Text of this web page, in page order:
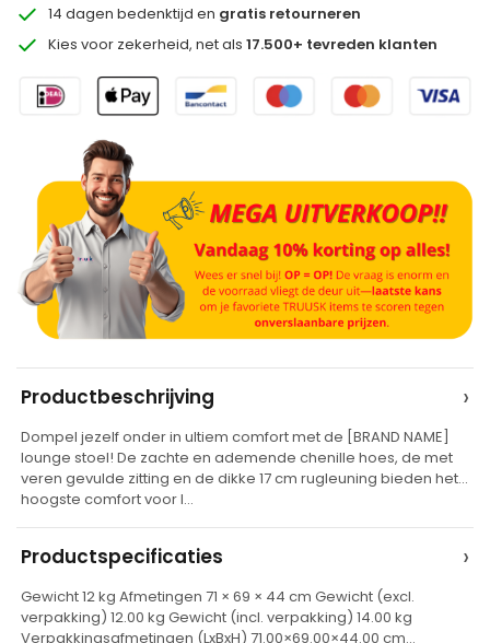
14 dagen bedenktijd en gratis retourneren
Kies voor zekerheid, net als17.500+ tevreden klanten
t
e
r
a
t
Productbeschrijving ›
Dompel jezelf onder in ultiem comfort met de [BRAND NAME]
lounge stoel! De zachte en ademende chenille hoes, de met
veren gevulde zitting en de dikke 17 cm rugleuning bieden het
hoogste comfort voor l…
Productspecificaties ›
Gewicht 12 kg Afmetingen 71 × 69 × 44 cm Gewicht (excl.
verpakking) 12.00 kg Gewicht (incl. verpakking) 14.00 kg
Verpakkingsafmetingen (LxBxH) 71.00×69.00×44.00 cm